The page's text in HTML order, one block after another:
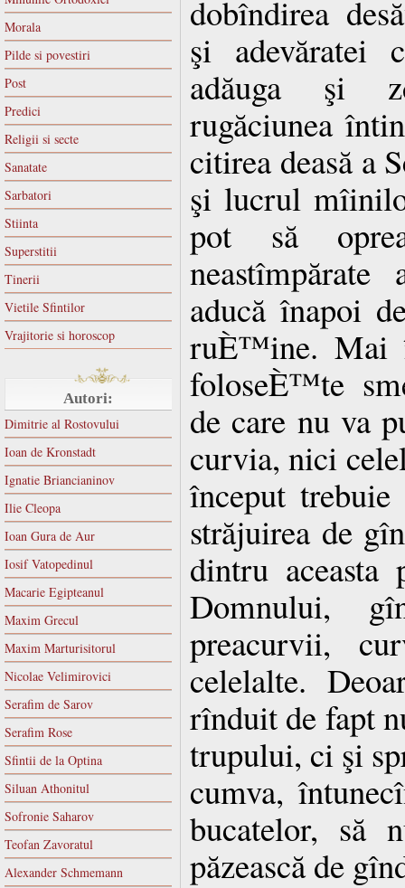
Morala
Pilde si povestiri
Post
Predici
Religii si secte
Sanatate
Sarbatori
Stiinta
Superstitii
Tinerii
Vietile Sfintilor
Vrajitorie si horoscop
Autori:
Dimitrie al Rostovului
Ioan de Kronstadt
Ignatie Briancianinov
Ilie Cleopa
Ioan Gura de Aur
Iosif Vatopedinul
Macarie Egipteanul
Maxim Grecul
Maxim Marturisitorul
Nicolae Velimirovici
Serafim de Sarov
Serafim Rose
Sfintii de la Optina
Siluan Athonitul
Sofronie Saharov
Teofan Zavoratul
Alexander Schmemann
dobîndirea
şi adevăratei
adăuga şi
rugăciunea
citirea deasă a
şi lucrul
pot să
aducă înapoi
ruÈ™ine. Mai
foloseÈ™te
de care nu va
curvia, nici
început
străjuirea de
dintru aceasta
Domnului,
preacurvii,
celelalte.
rînduit de fapt
trupului, ci şi
cumva,
bucatelor, să
păzească de